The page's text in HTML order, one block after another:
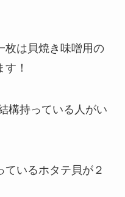
枚は貝焼き味噌用の
！
構持っている人がい
いるホタテ貝が２